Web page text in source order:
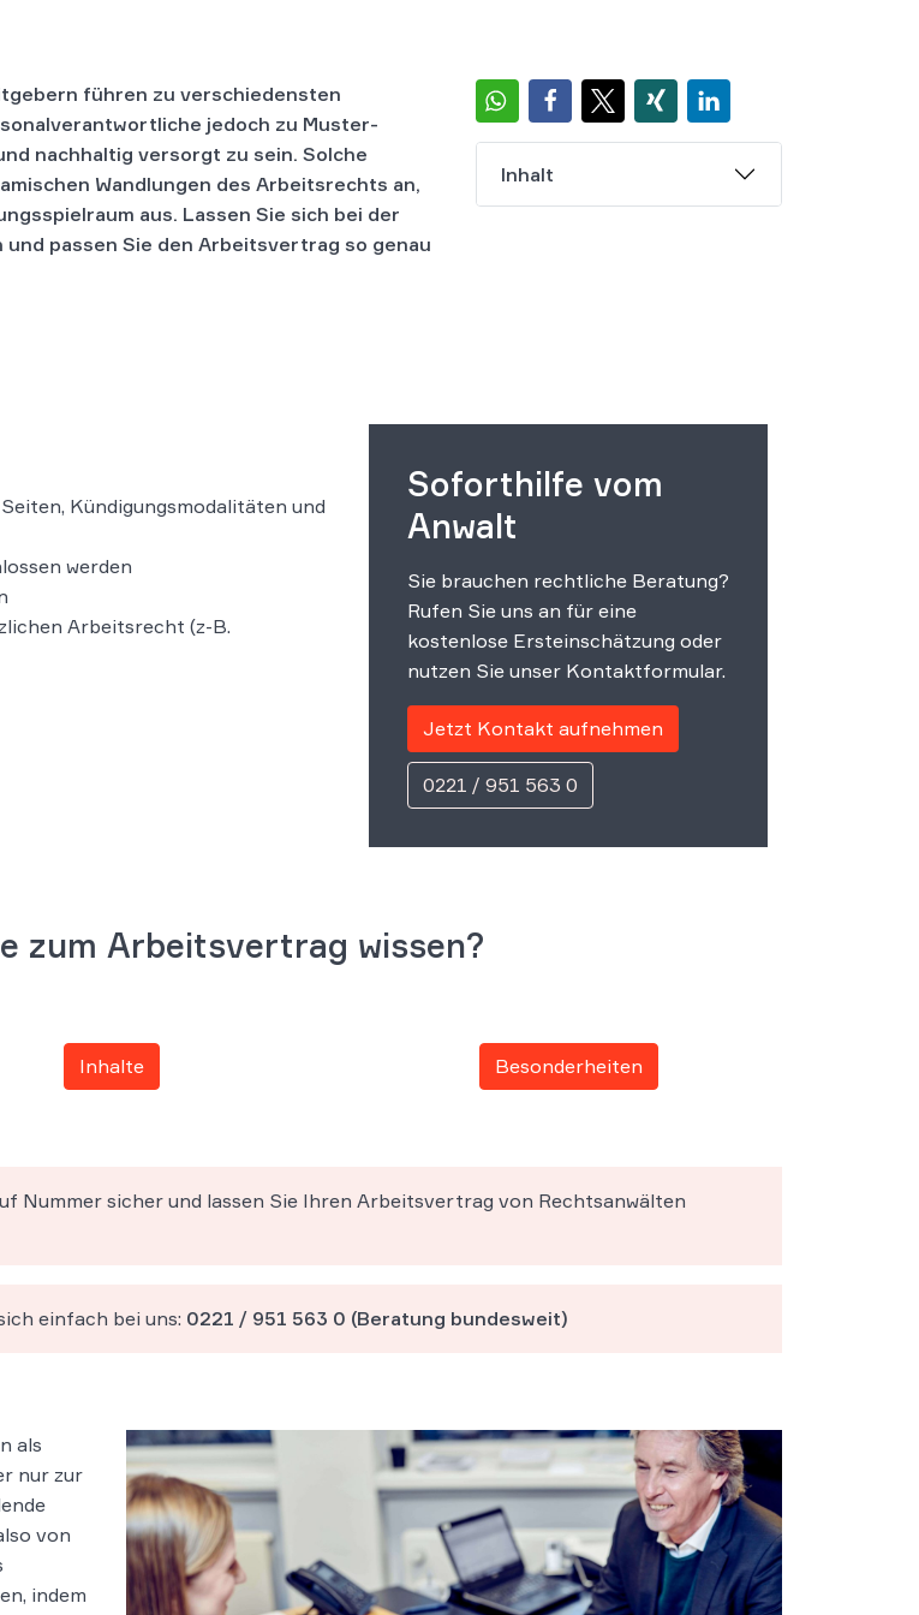
Inhalt
führen zu verschiedensten
jedoch zu Muster-
nachhaltig versorgt zu sein. Solche
Wandlungen des Arbeitsrechts an,
aus. Lassen Sie sich bei der
passen Sie den Arbeitsvertrag so genau
Kündigungsmodalitäten und
werden
Arbeitsrecht (z-B.
Soforthilfe vom
Anwalt
Sie brauchen rechtliche Beratung?
Rufen Sie uns an für eine
kostenlose Ersteinschätzung oder
nutzen Sie unser Kontaktformular.
Jetzt Kontakt aufnehmen
0221 / 951 563 0
zum Arbeitsvertrag wissen?
Inhalte Besonderheiten
Nummer sicher und lassen Sie Ihren Arbeitsvertrag von Rechtsanwälten
einfach bei uns: 0221 / 951 563 0 (Beratung bundesweit)
als
nur zur
von
indem